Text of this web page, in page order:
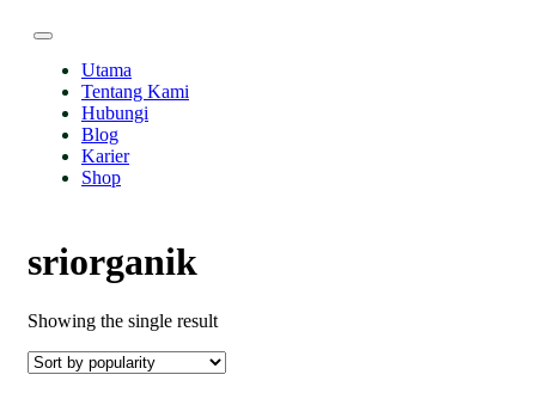
Utama
Tentang Kami
Hubungi
Blog
Karier
Shop
sriorganik
Showing the single result